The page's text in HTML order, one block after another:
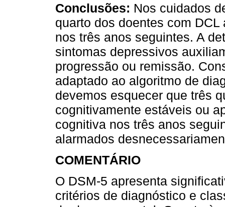
Conclusões: Nos cuidados
quarto dos doentes com
nos três anos seguintes. A
sintomas depressivos
progressão ou remissão.
adaptado ao algoritmo de
devemos esquecer que três
cognitivamente estáveis ou
cognitiva nos três anos
alarmados
COMENTÁRIO
O DSM-5 apresenta
critérios de diagnóstico e